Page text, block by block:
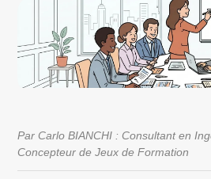
Par Carlo BIANCHI : Consultant en
Concepteur de Jeux de Formation